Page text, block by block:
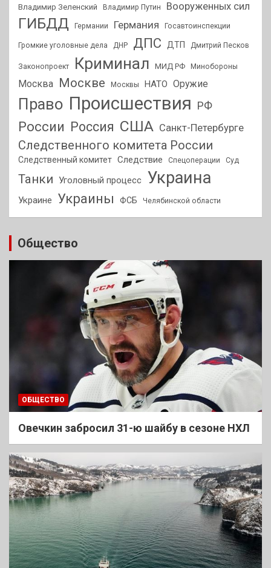
Владимир Зеленский Владимир Путин Вооруженных сил
ГИБДД Германии Германия Госавтоинспекции
Громкие уголовные дела ДНР ДПС ДТП Дмитрий Песков
Законопроект Криминал МИД РФ Минобороны
Москва Москве Москвы НАТО Оружие
Право Происшествия РФ
России Россия США Санкт-Петербурге
Следственного комитета России
Следственный комитет Следствие Спецоперации Суд
Танки Уголовный процесс Украина
Украине Украины ФСБ Челябинской области
Общество
ОБЩЕСТВО
Овечкин забросил 31-ю шайбу в сезоне НХЛ